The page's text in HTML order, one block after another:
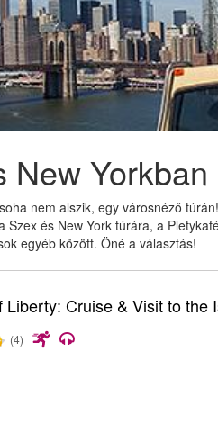
New Yorkban
nem alszik, egy városnéző
Szex és New York túrára, a
egyéb között. Öné a választás!
Liberty: Cruise & Visit to the
(4)